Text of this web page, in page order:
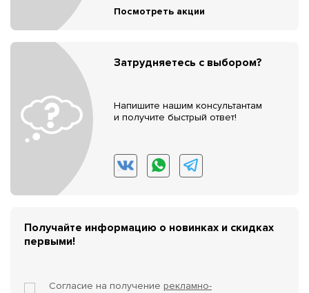
Посмотреть акции
Затрудняетесь с выбором?
Напишите нашим консультантам
и получите быстрый ответ!
Получайте информацию о новинках и скидках
первыми!
Согласие на получение рекламно-